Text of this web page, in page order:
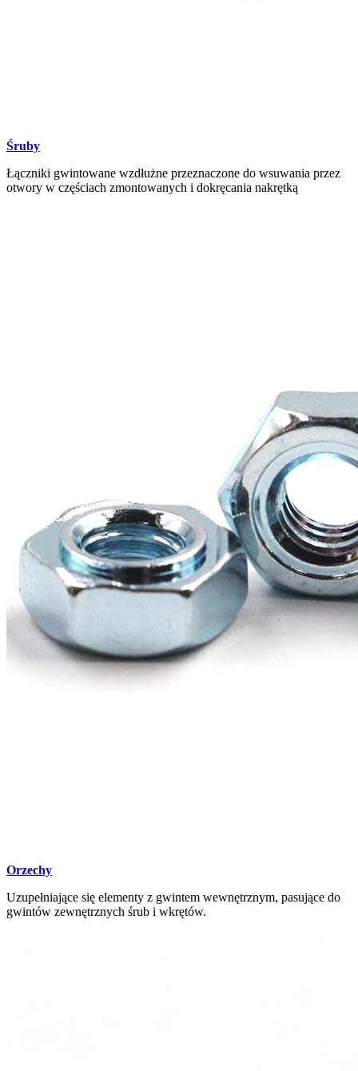
Śruby
Łączniki gwintowane wzdłużne przeznaczone do wsuwania przez
otwory w częściach zmontowanych i dokręcania nakrętką
Orzechy
Uzupełniające się elementy z gwintem wewnętrznym, pasujące do
gwintów zewnętrznych śrub i wkrętów.